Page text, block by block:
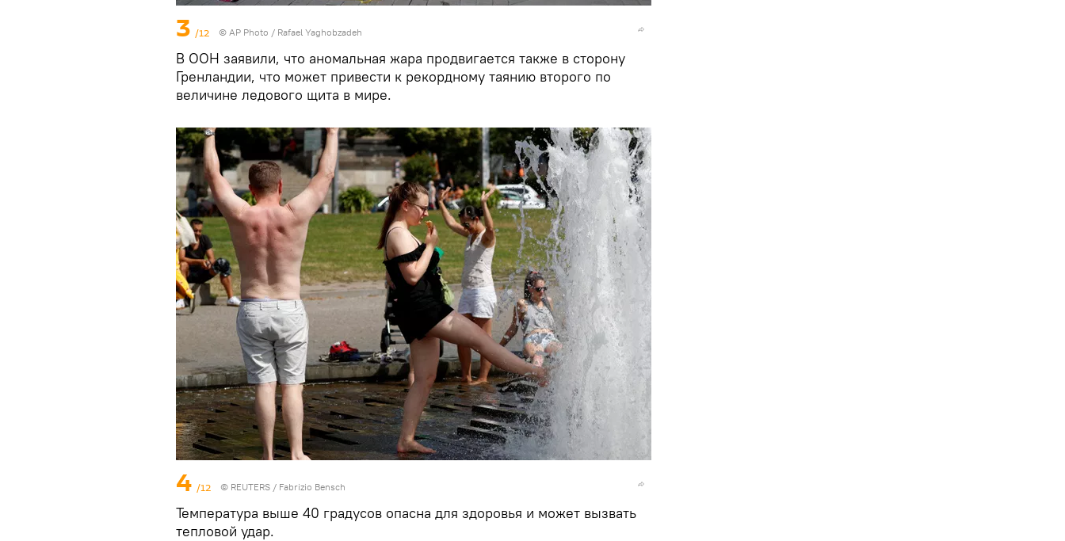
3 /12 © AP Photo / Rafael Yaghobzadeh
В ООН заявили, что аномальная жара продвигается также в сторону
Гренландии, что может привести к рекордному таянию второго по
величине ледового щита в мире.
4 /12 © REUTERS / Fabrizio Bensch
Температура выше 40 градусов опасна для здоровья и может вызвать
тепловой удар.